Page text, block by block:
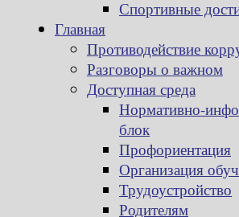
Спортивные
Главная
Противодействие
Разговоры о важном
Доступная среда
Нормативно-
блок
Профориентация
Организация
Трудоустройство
Родителям